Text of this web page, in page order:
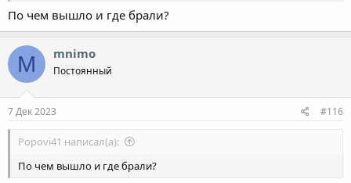
По чем вышло и где брали?
M mnimo
Постоянный
7 Дек 2023 #116
Popovi41 написал(а):
По чем вышло и где брали?